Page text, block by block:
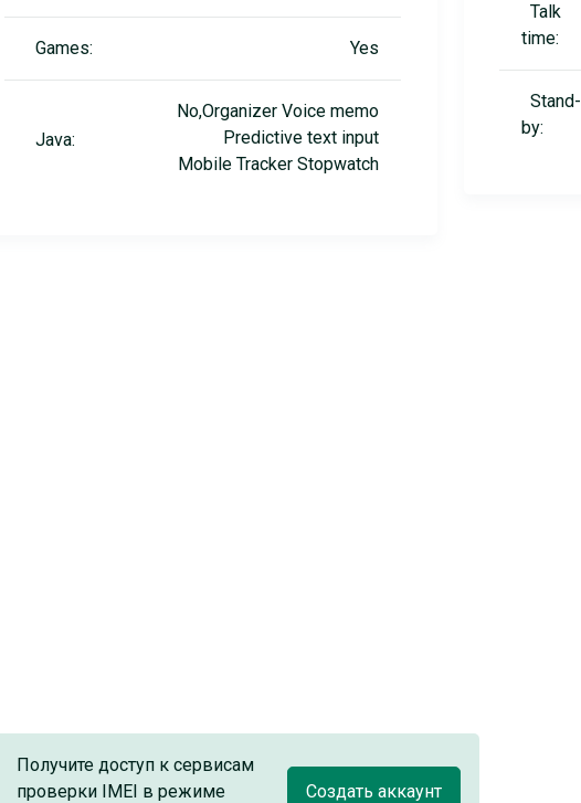
Games: Yes
Java:
No,Organizer Voice memo
Predictive text input
Mobile Tracker Stopwatch
Talk
time:
Stand-
by:
Получите доступ к сервисам
проверки IMEI в режиме
Создать аккаунт